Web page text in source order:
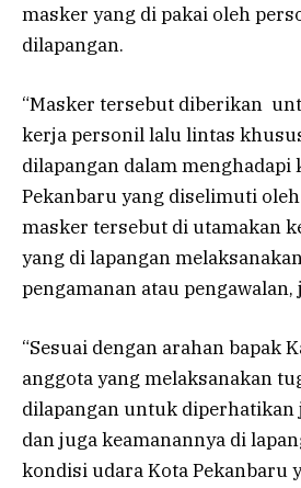
masker yang di pakai oleh
dilapangan.
“Masker tersebut diberikan
kerja personil lalu lintas
dilapangan dalam menghadapi
Pekanbaru yang diselimuti
masker tersebut di utamakan
yang di lapangan
pengamanan atau pengawalan,
“Sesuai dengan arahan bapak
anggota yang melaksanakan
dilapangan untuk diperhatikan
dan juga keamanannya di
kondisi udara Kota Pekanbaru